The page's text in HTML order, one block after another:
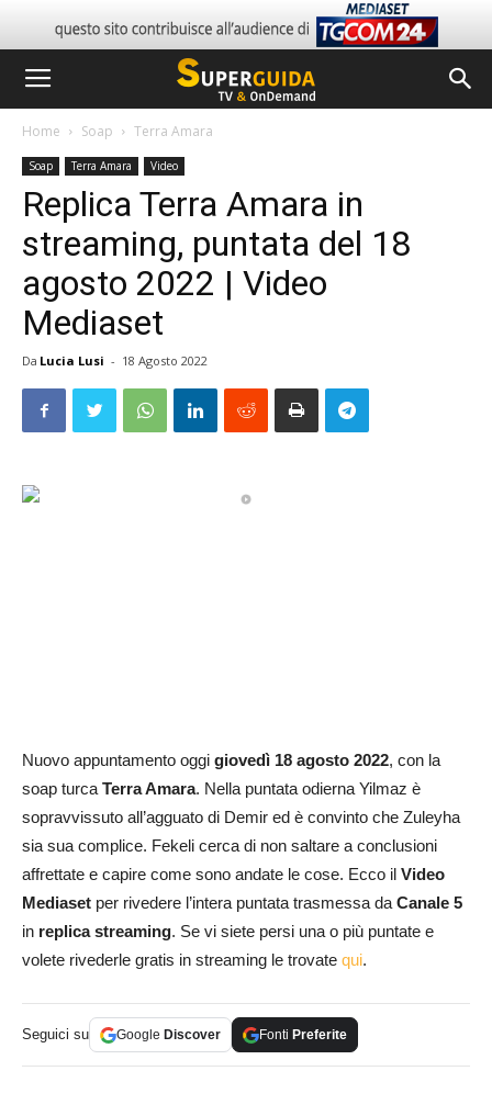
Home Soap Terra Amara
Soap Terra Amara Video
Replica Terra Amara in
streaming, puntata del 18
agosto 2022 | Video
Mediaset
Da Lucia Lusi - 18 Agosto 2022
Nuovo appuntamento oggi giovedì 18 agosto 2022, con la
soap turcaTerra Amara. Nella puntata odierna Yilmaz è
sopravvissuto all’agguato di Demir ed è convinto che Zuleyha
sia sua complice. Fekeli cerca di non saltare a conclusioni
affrettate e capire come sono andate le cose. Ecco il Video
Mediaset per rivedere l’intera puntata trasmessa daCanale 5
in replica streaming. Se vi siete persi una o più puntate e
volete rivederle gratis in streaming le trovate qui.
Seguici su Google Discover Fonti Preferite